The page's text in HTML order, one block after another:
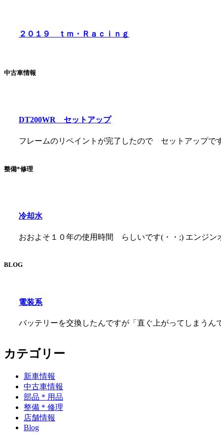
２０１９ ｔｍ・Ｒａｃｉｎｇ
中古車情報
DT200WR セットアップ
フレームのリペイントが完了したので セットアップで
整備*修理
冷却水
おおよそ１０年の使用時間 らしいです(・・;) エンジン
BLOG
電装系
バッテリーを交換したんですが「直ぐ上がってしまうん
カテゴリー
新車情報
中古車情報
部品＊用品
整備＊修理
店舗情報
Blog